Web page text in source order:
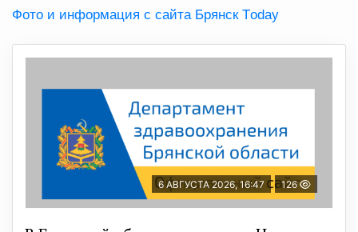
Фото и информация с сайта Брянск Тoday
6 АВГУСТА 2026, 16:47 126